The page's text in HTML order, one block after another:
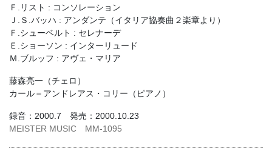
Ｆ.リスト : コンソレーション
Ｊ.Ｓ.バッハ : アンダンテ（イタリア協奏曲２楽章より）
Ｆ.シューベルト : セレナーデ
Ｅ.ショーソン : インターリュード
Ｍ.ブルッフ : アヴェ・マリア
藤森亮一（チェロ）
カール＝アンドレアス・コリー（ピアノ）
録音：2000.7 発売：2000.10.23
MEISTER MUSIC
MM-1095